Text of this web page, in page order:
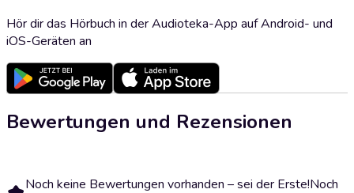
Hör dir das Hörbuch in der Audioteka-App auf Android- und
iOS-Geräten an
Bewertungen und Rezensionen
Noch keine Bewertungen vorhanden – sei der Erste!Noch